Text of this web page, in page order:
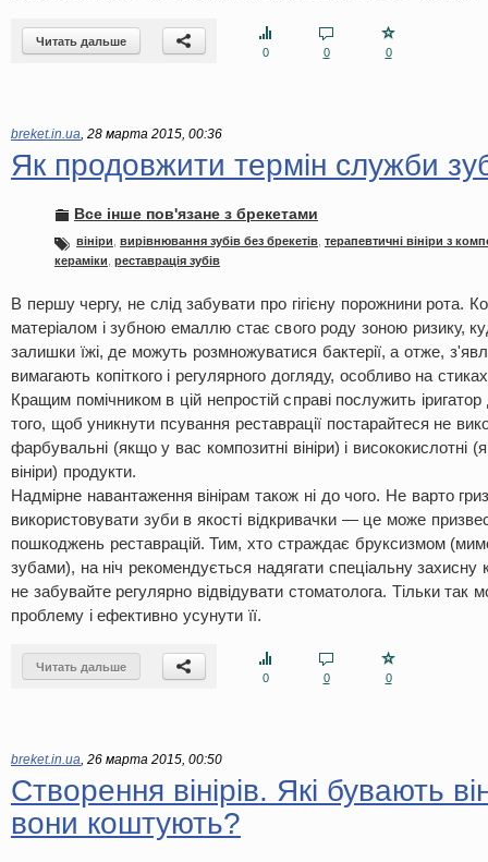
Читать дальше
0
0 0
breket.in.ua, 28 марта 2015, 00:36
Як продовжити термін служби
Все інше пов'язане з брекетами
вініри вирівнювання зубів без брекетів терапевтичні вініри з
кераміки реставрація зубів
В першу чергу, не слід забувати про гігієну порожнини рота.
матеріалом і зубною емаллю стає свого роду зоною ризику,
залишки їжі, де можуть розмножуватися бактерії, а отже,
вимагають копіткого і регулярного догляду, особливо на
Кращим помічником в цій непростій справі послужить
того, щоб уникнути псування реставрації постарайтеся не
фарбувальні (якщо у вас композитні вініри) і висококислотні
вініри) продукти.
Надмірне навантаження вінірам також ні до чого. Не варто
використовувати зуби в якості відкривачки — це може
пошкоджень реставрацій. Тим, хто страждає бруксизмом
зубами), на ніч рекомендується надягати спеціальну
не забувайте регулярно відвідувати стоматолога. Тільки так
проблему і ефективно усунути її.
Читать дальше
0
0 0
breket.in.ua, 26 марта 2015, 00:50
Створення вінірів. Які бувають
вони коштують?